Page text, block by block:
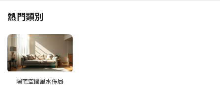
熱門類別
陽宅空間風水佈局